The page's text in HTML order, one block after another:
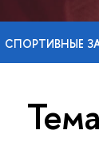
СПОРТИВНЫЕ